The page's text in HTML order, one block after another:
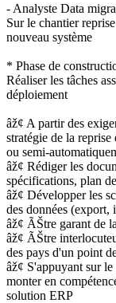
- Analyste Data
Sur le chantier
nouveau système
* Phase de
Réaliser les tâches
déploiement
âž¢ A partir des
stratégie de la
ou semi-
âž¢ Rédiger les
spécifications, plan
âž¢ Développer les
des données (export,
âž¢ ÃŠtre garant de
âž¢ ÃŠtre
des pays d'un point
âž¢ S'appuyant sur
monter en
solution ERP